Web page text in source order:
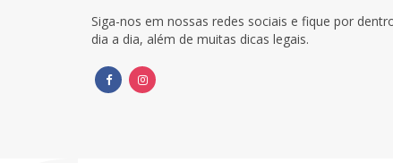
Siga-nos em nossas redes sociais e fique por
dia a dia, além de muitas dicas legais.